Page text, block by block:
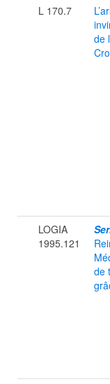
L 170.7
de
LOGIA
1995.121
de